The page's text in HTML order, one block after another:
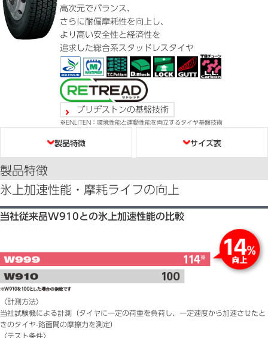
高次元でバランス、
さらに耐偏摩耗性を向上し、
より高い安全性と経済性を
追求した総合系スタッドレスタイヤ
ブリヂストンの基盤技術
ENLITEN：環境性能と運動性能を両立するタイヤ基盤技術
製品特徴 サイズ表
製品特徴
氷上加速性能・摩耗ライフの向上
当社従来品W910との氷上加速性能の比較
〈計測方法〉
当社試験機による計測（タイヤに一定の荷重を負荷し、一定速度から加速させたと
きのタイヤ-路面間の摩擦力を測定）
〈テスト条件〉